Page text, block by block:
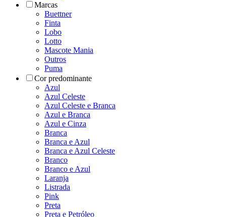
Marcas
Buettner
Finta
Lobo
Lotto
Mascote Mania
Outros
Puma
Cor predominante
Azul
Azul Celeste
Azul Celeste e Branca
Azul e Branca
Azul e Cinza
Branca
Branca e Azul
Branca e Azul Celeste
Branco
Branco e Azul
Laranja
Listrada
Pink
Preta
Preta e Petróleo